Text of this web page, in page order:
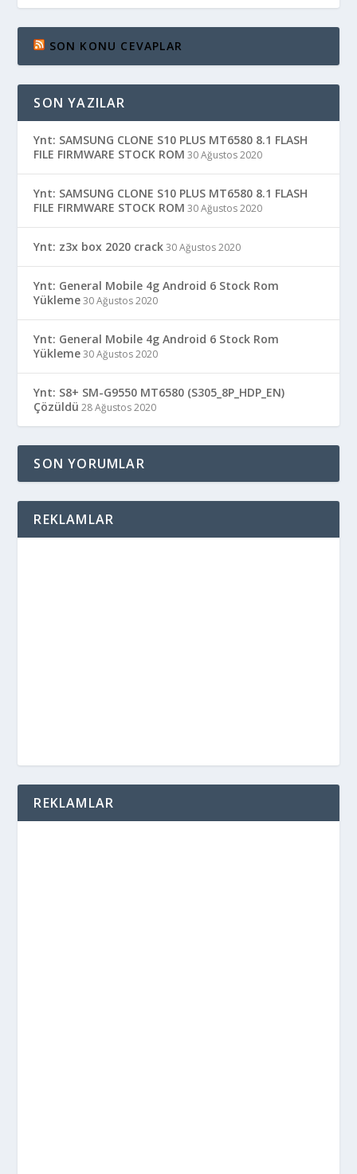
SON KONU CEVAPLAR
SON YAZILAR
Ynt: SAMSUNG CLONE S10 PLUS MT6580 8.1 FLASH
FILE FIRMWARE STOCK ROM 30 Ağustos 2020
Ynt: SAMSUNG CLONE S10 PLUS MT6580 8.1 FLASH
FILE FIRMWARE STOCK ROM 30 Ağustos 2020
Ynt: z3x box 2020 crack 30 Ağustos 2020
Ynt: General Mobile 4g Android 6 Stock Rom
Yükleme 30 Ağustos 2020
Ynt: General Mobile 4g Android 6 Stock Rom
Yükleme 30 Ağustos 2020
Ynt: S8+ SM-G9550 MT6580 (S305_8P_HDP_EN)
Çözüldü 28 Ağustos 2020
SON YORUMLAR
REKLAMLAR
REKLAMLAR